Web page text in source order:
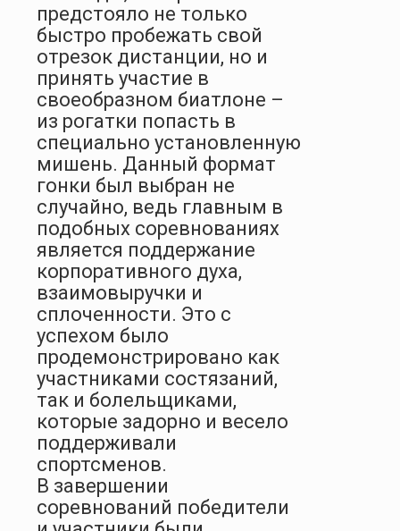
предстояло не только
быстро пробежать свой
отрезок дистанции, но и
принять участие в
своеобразном биатлоне –
из рогатки попасть в
специально установленную
мишень. Данный формат
гонки был выбран не
случайно, ведь главным в
подобных соревнованиях
является поддержание
корпоративного духа,
взаимовыручки и
сплоченности. Это с
успехом было
продемонстрировано как
участниками состязаний,
так и болельщиками,
которые задорно и весело
поддерживали
спортсменов.
В завершении
соревнований победители